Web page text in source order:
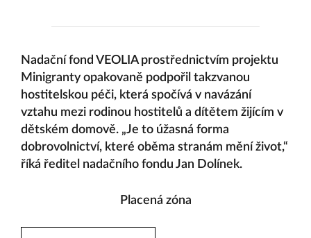
Nadační fond VEOLIA prostřednictvím projektu
Minigranty opakovaně podpořil takzvanou
hostitelskou péči, která spočívá v navázání
vztahu mezi rodinou hostitelů a dítětem žijícím v
dětském domově. „Je to úžasná forma
dobrovolnictví, které oběma stranám mění život,“
říká ředitel nadačního fondu Jan Dolínek.
Placená zóna